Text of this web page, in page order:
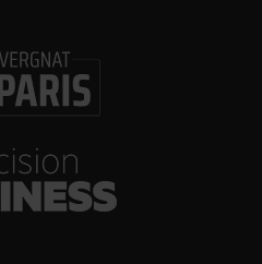
rocks et bienvenue à nos
sur le développement de
le Jim Beam